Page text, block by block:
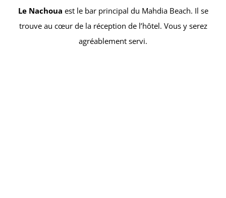
Le Nachoua est le bar principal du Mahdia Beach. Il se
trouve au cœur de la réception de l’hôtel. Vous y serez
agréablement servi.